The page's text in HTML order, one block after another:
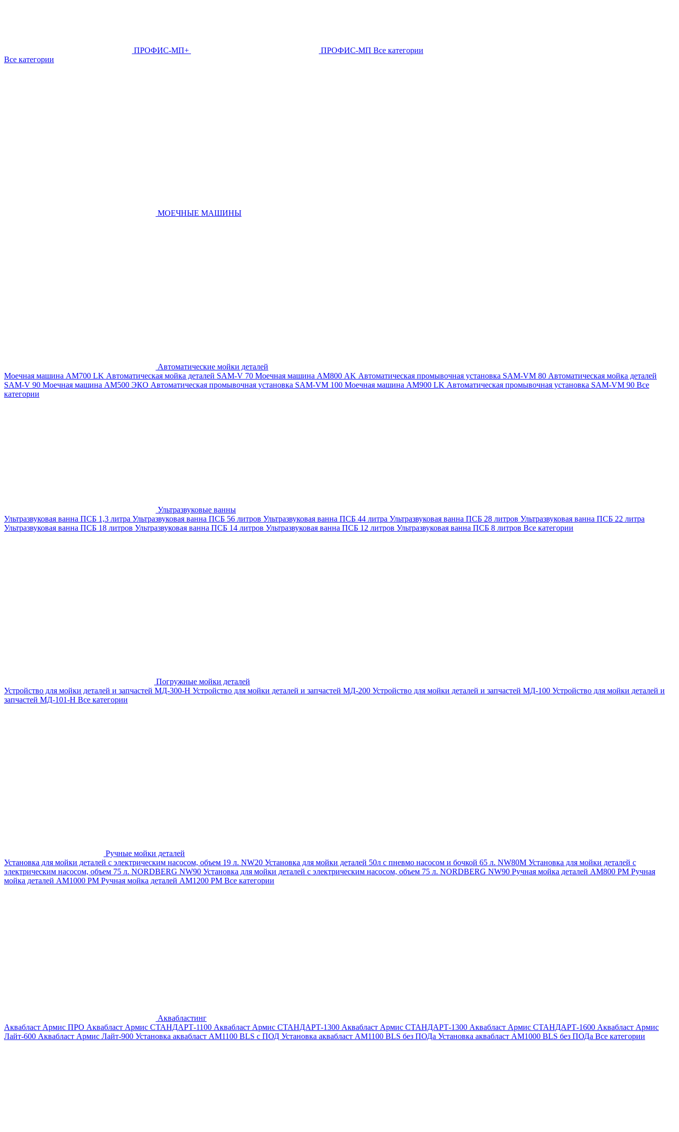
ПРОФИС-МП+ ПРОФИС-МП Все категории
Все категории
МОЕЧНЫЕ МАШИНЫ
Автоматические мойки деталей
Моечная машина AM700 LK Автоматическая мойка деталей SAM-V 70 Моечная машина АМ800 AK Автоматическая промывочная установка SAM-VM 80 Автоматическая мойка деталей
SAM-V 90 Моечная машина АМ500 ЭКО Автоматическая промывочная установка SAM-VM 100 Моечная машина AM900 LK Автоматическая промывочная установка SAM-VM 90 Все
категории
Ультразвуковые ванны
Ультразвуковая ванна ПСБ 1,3 литра Ультразвуковая ванна ПСБ 56 литров Ультразвуковая ванна ПСБ 44 литра Ультразвуковая ванна ПСБ 28 литров Ультразвуковая ванна ПСБ 22 литра
Ультразвуковая ванна ПСБ 18 литров Ультразвуковая ванна ПСБ 14 литров Ультразвуковая ванна ПСБ 12 литров Ультразвуковая ванна ПСБ 8 литров Все категории
Погружные мойки деталей
Устройство для мойки деталей и запчастей МД-300-H Устройство для мойки деталей и запчастей МД-200 Устройство для мойки деталей и запчастей МД-100 Устройство для мойки деталей и
запчастей МД-101-Н Все категории
Ручные мойки деталей
Установка для мойки деталей с электрическим насосом, объем 19 л. NW20 Установка для мойки деталей 50л с пневмо насосом и бочкой 65 л. NW80M Установка для мойки деталей с
электрическим насосом, объем 75 л. NORDBERG NW90 Установка для мойки деталей с электрическим насосом, объем 75 л. NORDBERG NW90 Ручная мойка деталей АМ800 РМ Ручная
мойка деталей АМ1000 РМ Ручная мойка деталей АМ1200 РМ Все категории
Аквабластинг
Аквабласт Армис ПРО Аквабласт Армис СТАНДАРТ-1100 Аквабласт Армис СТАНДАРТ-1300 Аквабласт Армис СТАНДАРТ-1300 Аквабласт Армис СТАНДАРТ-1600 Аквабласт Армис
Лайт-600 Аквабласт Армис Лайт-900 Установка аквабласт AM1100 BLS с ПОД Установка аквабласт AM1100 BLS без ПОДа Установка аквабласт AM1000 BLS без ПОДа Все категории